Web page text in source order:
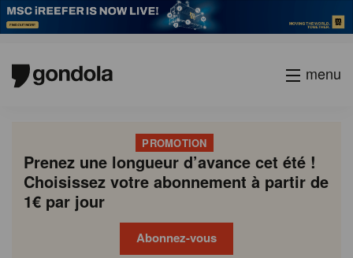
menu
PROMOTION
Prenez une longueur d’avance cet été !
Choisissez votre abonnement à partir de
1€ par jour
Abonnez-vous